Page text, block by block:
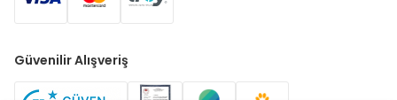
Güvenilir Alışveriş